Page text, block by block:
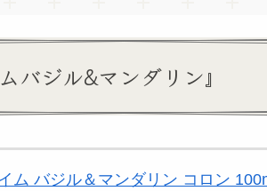
ジル&マンダリン』
ム バジル＆マンダリン コロン